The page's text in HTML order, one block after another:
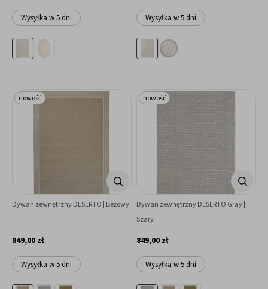
Wysyłka w 5 dni Wysyłka w 5 dni
Dywan zewnętrzny DESERTO | Beżowy
849,00 zł
Wysyłka w 5 dni
nowość
Dywan zewnętrzny DESERTO Gray |
Szary
849,00 zł
Wysyłka w 5 dni
nowość